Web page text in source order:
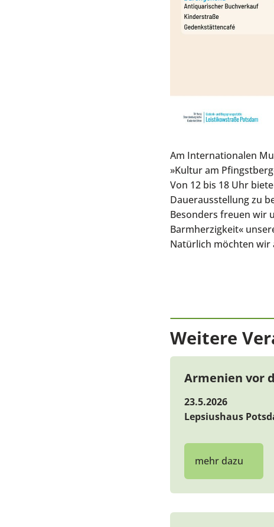
Am Internationalen
»Kultur am
Von 12 bis 18 Uhr
Dauerausstellung zu
Besonders freuen wir
Barmherzigkeit«
Natürlich möchten wir
Weitere
Armenien vor
23.5.2026
Lepsiushaus
mehr dazu